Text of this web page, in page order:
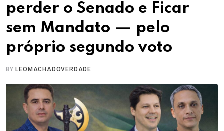
perder o Senado e Ficar
sem Mandato — pelo
próprio segundo voto
BYLEOMACHADOVERDADE